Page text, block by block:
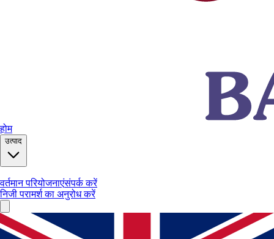
होम
उत्पाद
वर्तमान परियोजनाएंसंपर्क करें
निजी परामर्श का अनुरोध करें